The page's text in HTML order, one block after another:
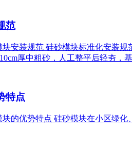
范
块安装规范 硅砂模块标准化安装
厚中粗砂，人工整平后轻夯，
特点
块的优势特点 硅砂模块在小区绿